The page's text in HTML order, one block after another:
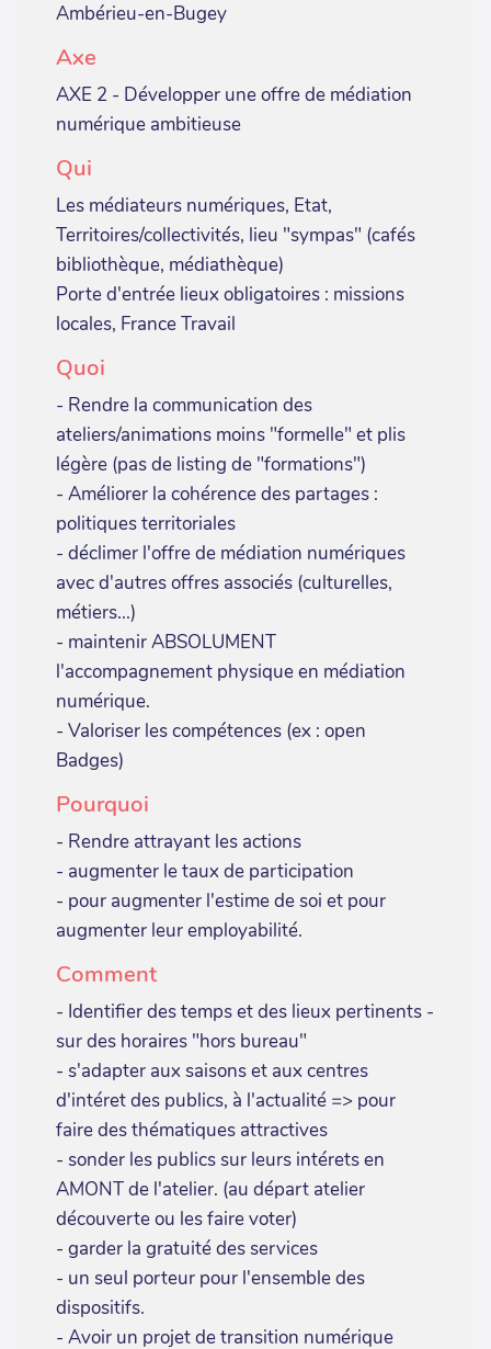
Ambérieu-en-Bugey
Axe
AXE 2 - Développer une offre de médiation
numérique ambitieuse
Qui
Les médiateurs numériques, Etat,
Territoires/collectivités, lieu "sympas" (cafés
bibliothèque, médiathèque)
Porte d'entrée lieux obligatoires : missions
locales, France Travail
Quoi
- Rendre la communication des
ateliers/animations moins "formelle" et plis
légère (pas de listing de "formations")
- Améliorer la cohérence des partages :
politiques territoriales
- déclimer l'offre de médiation numériques
avec d'autres offres associés (culturelles,
métiers...)
- maintenir ABSOLUMENT
l'accompagnement physique en médiation
numérique.
- Valoriser les compétences (ex : open
Badges)
Pourquoi
- Rendre attrayant les actions
- augmenter le taux de participation
- pour augmenter l'estime de soi et pour
augmenter leur employabilité.
Comment
- Identifier des temps et des lieux pertinents -
sur des horaires "hors bureau"
- s'adapter aux saisons et aux centres
d'intéret des publics, à l'actualité => pour
faire des thématiques attractives
- sonder les publics sur leurs intérets en
AMONT de l'atelier. (au départ atelier
découverte ou les faire voter)
- garder la gratuité des services
- un seul porteur pour l'ensemble des
dispositifs.
- Avoir un projet de transition numérique